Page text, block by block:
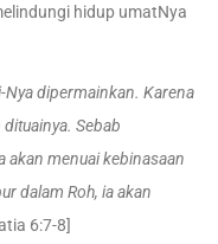
hidup umatNya
dipermainkan. Karena
Sebab
akan menuai kebinasaan
dalam Roh, ia akan
6:7-8]